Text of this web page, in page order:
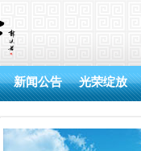
新闻公告 光荣绽放